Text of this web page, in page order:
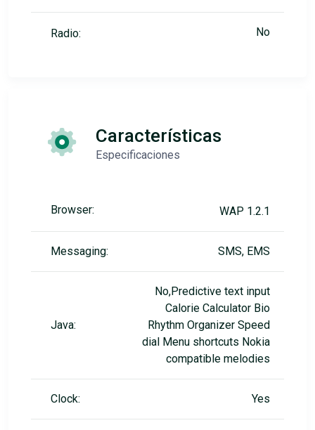
Radio: No
Características
Especificaciones
Browser: WAP 1.2.1
Messaging: SMS, EMS
Java:
No,Predictive text input
Calorie Calculator Bio
Rhythm Organizer Speed
dial Menu shortcuts Nokia
compatible melodies
Clock: Yes